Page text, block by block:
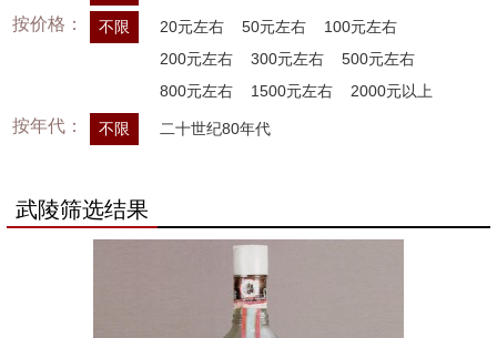
按价格： 不限 20元左右 50元左右
100元左右
200元左右
300元左右
500元左右
800元左右
1500元左右 2000元以上
按年代： 不限 二十世纪80年代
武陵筛选结果